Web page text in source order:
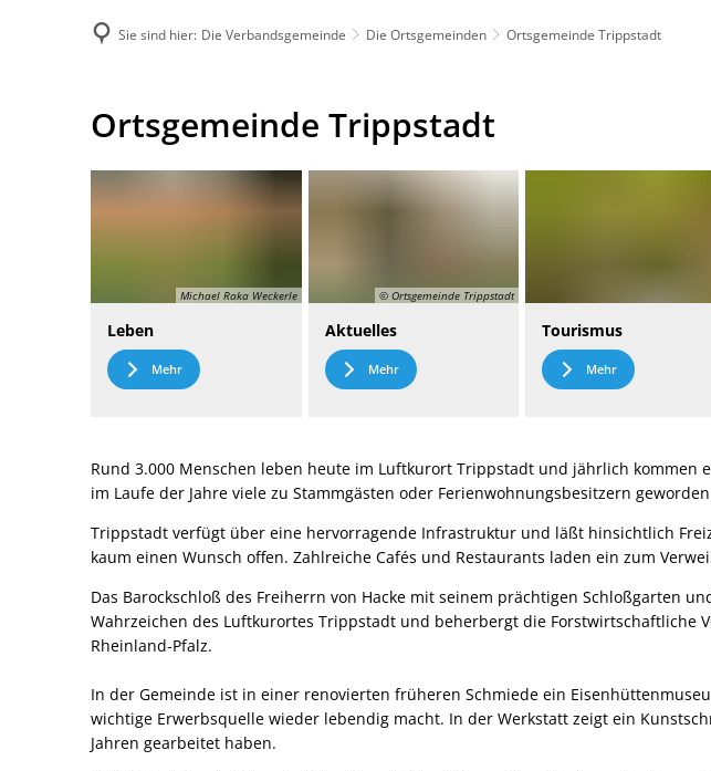
Sie sind hier: Die Verbandsgemeinde Die Ortsgemeinden Ortsgemeinde Trippstadt
Ortsgemeinde
Trippstadt
Ortsgemeinde Trippstadt
Michael Raka Weckerle
Leben
Mehr
© Ortsgemeinde Trippstadt
Aktuelles
Mehr
Tourismus
Mehr
Rund 3.000 Menschen leben heute im Luftkurort Trippstadt und jährlich kommen
im Laufe der Jahre viele zu Stammgästen oder Ferienwohnungsbesitzern
Trippstadt verfügt über eine hervorragende Infrastruktur und läßt hinsichtlich
kaum einen Wunsch offen. Zahlreiche Cafés und Restaurants laden ein zum
Das Barockschloß des Freiherrn von Hacke mit seinem prächtigen Schloßgarten
Wahrzeichen des Luftkurortes Trippstadt und beherbergt die Forstwirtschaftliche
Rheinland-Pfalz.
In der Gemeinde ist in einer renovierten früheren Schmiede ein
wichtige Erwerbsquelle wieder lebendig macht. In der Werkstatt zeigt ein
Jahren gearbeitet haben.